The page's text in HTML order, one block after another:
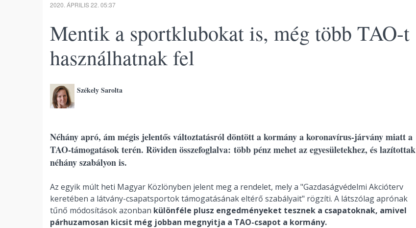
2020. ÁPRILIS 22. 05:37
Mentik a sportklubokat is, még több TAO-t
használhatnak fel
Székely Sarolta
Néhány apró, ám mégis jelentős változtatásról döntött a kormány a koronavírus-járvány miatt a
TAO-támogatások terén. Röviden összefoglalva: több pénz mehet az egyesületekhez, és lazítottak
néhány szabályon is.
Az egyik múlt heti Magyar Közlönyben jelent meg a rendelet, mely a "Gazdaságvédelmi Akcióterv
keretében a látvány-csapatsportok támogatásának eltérő szabályait" rögzíti. A látszólag aprónak
tűnő módosítások azonban különféle plusz engedményeket tesznek a csapatoknak, amivel
párhuzamosan kicsit még jobban megnyitja a TAO-csapot a kormány.